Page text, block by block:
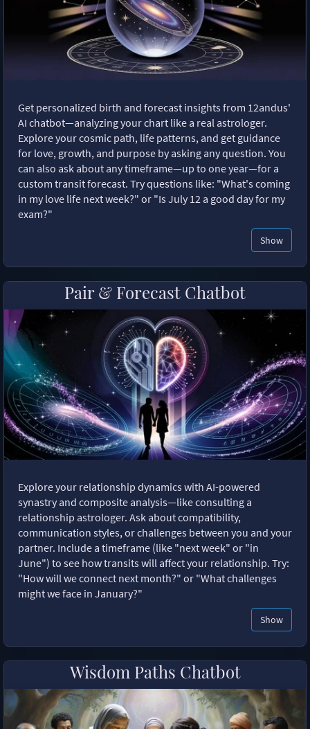
Get personalized birth and forecast insights from 12andus'
AI chatbot—analyzing your chart like a real astrologer.
Explore your cosmic path, life patterns, and get guidance
for love, growth, and purpose by asking any question. You
can also ask about any timeframe—up to one year—for a
custom transit forecast. Try questions like: "What's coming
in my love life next week?" or "Is July 12 a good day for my
exam?"
Show
Pair & Forecast Chatbot
Explore your relationship dynamics with AI-powered
synastry and composite analysis—like consulting a
relationship astrologer. Ask about compatibility,
communication styles, or challenges between you and your
partner. Include a timeframe (like "next week" or "in
June") to see how transits will affect your relationship. Try:
"How will we connect next month?" or "What challenges
might we face in January?"
Show
Wisdom Paths Chatbot